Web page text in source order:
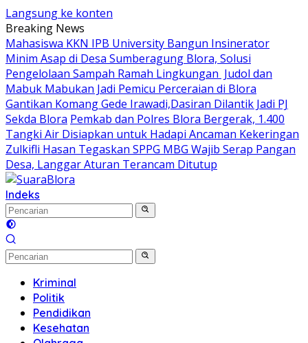
Langsung ke konten
Breaking News
Mahasiswa KKN IPB University Bangun Insinerator
Minim Asap di Desa Sumberagung Blora, Solusi
Pengelolaan Sampah Ramah Lingkungan ‎ Judol dan
Mabuk Mabukan Jadi Pemicu Perceraian di Blora
Gantikan Komang Gede Irawadi,Dasiran Dilantik Jadi PJ
Sekda Blora Pemkab dan Polres Blora Bergerak, 1.400
Tangki Air Disiapkan untuk Hadapi Ancaman Kekeringan
Zulkifli Hasan Tegaskan SPPG MBG Wajib Serap Pangan
Desa, Langgar Aturan Terancam Ditutup
Indeks
Kriminal
Politik
Pendidikan
Kesehatan